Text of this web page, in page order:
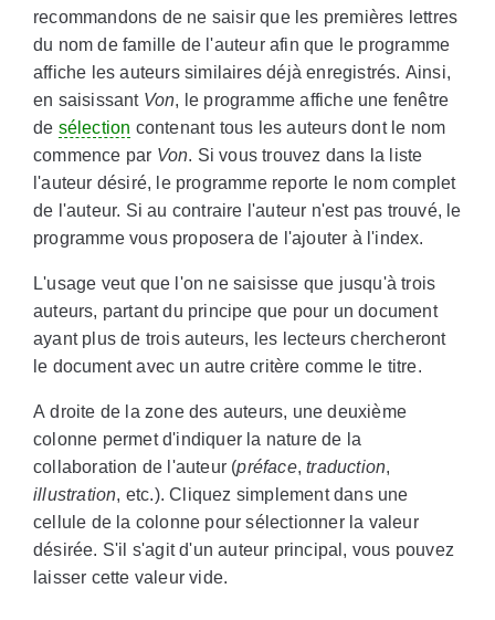
recommandons de ne saisir que les premières lettres
du nom de famille de l'auteur afin que le programme
affiche les auteurs similaires déjà enregistrés. Ainsi,
en saisissant Von, le programme affiche une fenêtre
de sélection contenant tous les auteurs dont le nom
commence par Von. Si vous trouvez dans la liste
l'auteur désiré, le programme reporte le nom complet
de l'auteur. Si au contraire l'auteur n'est pas trouvé, le
programme vous proposera de l'ajouter à l'index.
L'usage veut que l'on ne saisisse que jusqu'à trois
auteurs, partant du principe que pour un document
ayant plus de trois auteurs, les lecteurs chercheront
le document avec un autre critère comme le titre.
A droite de la zone des auteurs, une deuxième
colonne permet d'indiquer la nature de la
collaboration de l'auteur (préface,traduction,
illustration, etc.). Cliquez simplement dans une
cellule de la colonne pour sélectionner la valeur
désirée. S'il s'agit d'un auteur principal, vous pouvez
laisser cette valeur vide.